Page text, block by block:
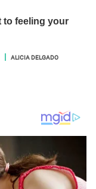
ALICIA DELGADO